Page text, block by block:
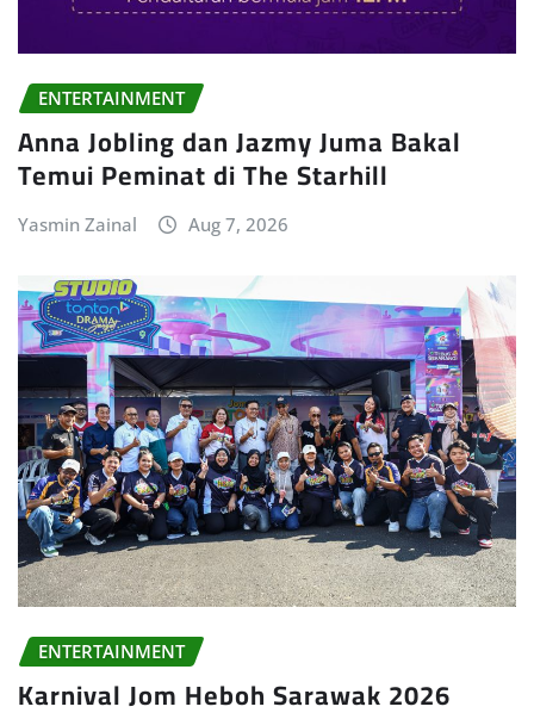
ENTERTAINMENT
Anna Jobling dan Jazmy Juma Bakal
Temui Peminat di The Starhill
Yasmin Zainal Aug 7, 2026
ENTERTAINMENT
Karnival Jom Heboh Sarawak 2026